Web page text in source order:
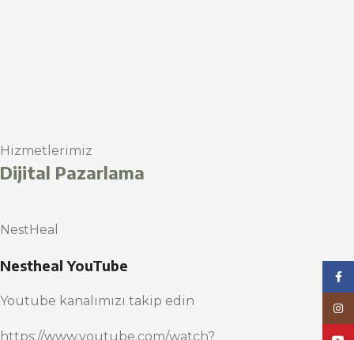
Hizmetlerimiz
Dijital Pazarlama
NestHeal
Nestheal YouTube
Youtube kanalımızı takip edin
https://www.youtube.com/watch?